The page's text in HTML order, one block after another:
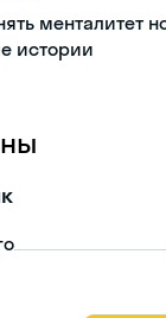
менталитет
истории